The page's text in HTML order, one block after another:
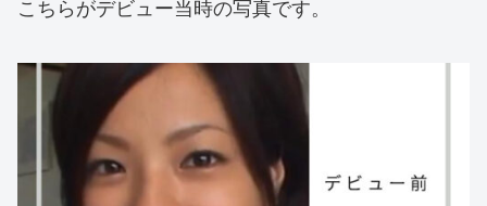
こちらがデビュー当時の写真です。